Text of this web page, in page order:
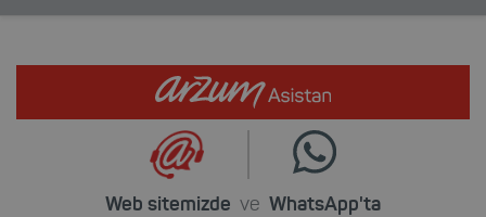
Web sitemizde ve WhatsApp'ta